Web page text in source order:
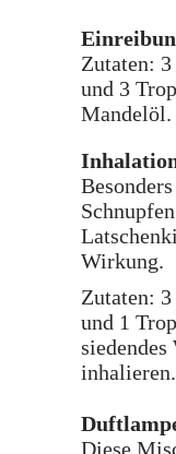
Zutaten:
und 3
Mandelöl.
Wirkung.
Zutaten:
und 1
siedendes
inhalieren.
Diese